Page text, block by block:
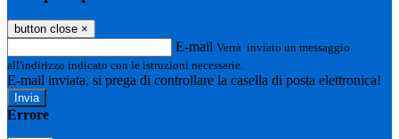
button close ×
E-mail Verrà inviato un messaggio
all'indirizzo indicato con le istruzioni necessarie.
E-mail inviata, si prega di controllare la casella di posta elettronica!
Errore